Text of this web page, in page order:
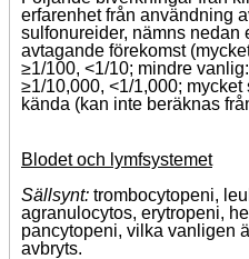
erfarenhet från användning
sulfonureider, nämns nedan
avtagande förekomst
≥1/100, <1/10; mindre
≥1/10,000, <1/1,000;
kända (kan inte beräknas
Blodet och lymfsystemet
Sällsynt: trombocytopeni,
agranulocytos, erytropeni,
pancytopeni, vilka vanligen
avbryts.